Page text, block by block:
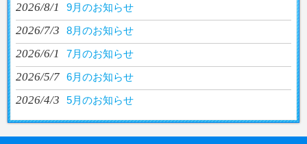
2026/8/1 9月のお知らせ
2026/7/3 8月のお知らせ
2026/6/1 7月のお知らせ
2026/5/7 6月のお知らせ
2026/4/3 5月のお知らせ